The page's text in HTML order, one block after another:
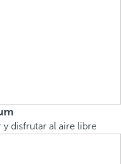
y disfrutar al aire libre